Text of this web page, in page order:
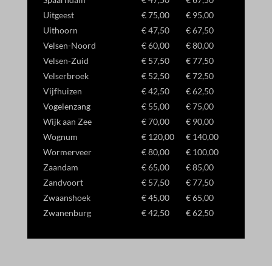
Uitgeest
€ 75,00
€ 95,00
Uithoorn
€ 47,50
€ 67,50
Velsen-Noord
€ 60,00
€ 80,00
Velsen-Zuid
€ 57,50
€ 77,50
Velserbroek
€ 52,50
€ 72,50
Vijfhuizen
€ 42,50
€ 62,50
Vogelenzang
€ 55,00
€ 75,00
Wijk aan Zee
€ 70,00
€ 90,00
Wognum
€ 120,00
€ 140,00
Wormerveer
€ 80,00
€ 100,00
Zaandam
€ 65,00
€ 85,00
Zandvoort
€ 57,50
€ 77,50
Zwaanshoek
€ 45,00
€ 65,00
Zwanenburg
€ 42,50 € 62,50